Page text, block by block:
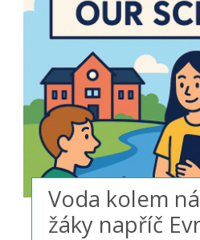
Voda kolem
žáky napříč